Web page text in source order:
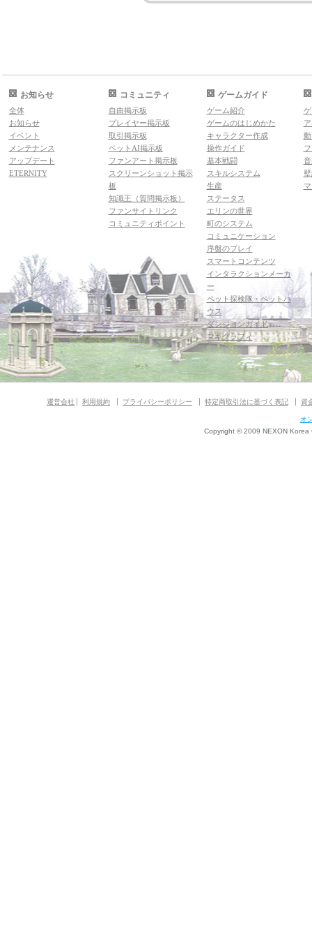
お知らせ
全体
お知らせ
イベント
メンテナンス
アップデート
ETERNITY
コミュニティ
自由掲示板
プレイヤー掲示板
取引掲示板
ペットAI掲示板
ファンアート掲示板
スクリーンショット掲示
板
知識王（質問掲示板）
ファンサイトリンク
コミュニティポイント
ゲームガイド
ゲーム紹介
ゲームのはじめかた
キャラクター作成
操作ガイド
基本戦闘
スキルシステム
生産
ステータス
エリンの世界
町のシステム
コミュニケーション
序盤のプレイ
スマートコンテンツ
インタラクションメーカ
ー
ペット探検隊・ペットハ
ウス
ダンジョンガイド
マギグラフィ
運営会社 利用規約 プライバシーポリシー 特定商取引法に基づく表記 資
オ
Copyright © 2009 NEXON Korea